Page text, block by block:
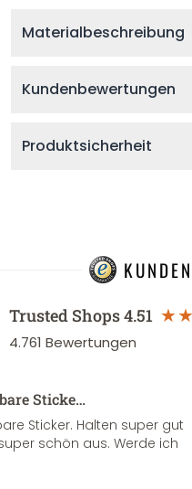
Materialbeschreibung
Kundenbewertungen
Produktsicherheit
Trusted Shops4.51
4.761 Bewertungen
Sticke…
Sticker. Halten super gut
schön aus. Werde ich